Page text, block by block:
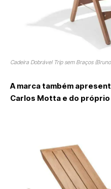
Cadeira Dobrável Trip sem Braços
A marca também
Carlos Motta e do